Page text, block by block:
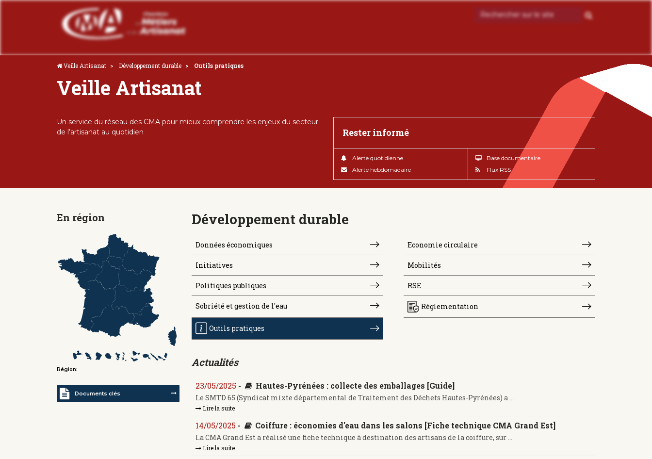
Veille Artisanat Développement durable Outils pratiques
Veille Artisanat
Un service du réseau des CMA pour mieux comprendre les enjeux du secteur
de l’artisanat au quotidien
Rester informé
Alerte quotidienne
Alerte hebdomadaire
Base documentaire
Flux RSS
Développement durable
Données économiques Economie circulaire
Initiatives Mobilités
Politiques publiques RSE
Sobriété et gestion de l'eau Réglementation
Outils pratiques
Actualités
23/05/2025 - Hautes-Pyrénées : collecte des emballages [Guide]
Le SMTD 65 (Syndicat mixte départemental de Traitement des Déchets Hautes-Pyrénées) a ...
Lire la suite
14/05/2025 - Coiffure : économies d'eau dans les salons [Fiche technique CMA Grand Est]
La CMA Grand Est a réalisé une fiche technique à destination des artisans de la coiffure, sur ...
Lire la suite
En région
Région:
Documents clés